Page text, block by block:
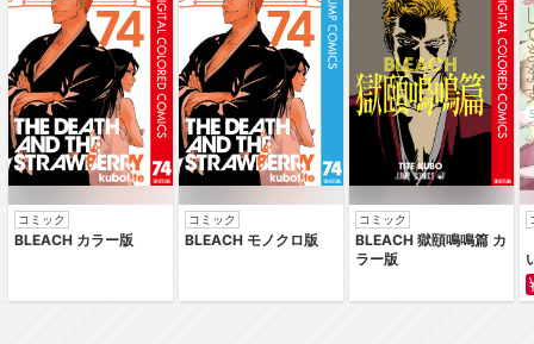
燃えるリコリス‐
ミュージカル「黒執事」‐地に
燃えるリコリス20…
AH'S ARK …
コミック
BLEACH カラー版
コミック
BLEACH モノクロ版
コミック
BLEACH 獄頤鳴鳴篇 カ
ラー版